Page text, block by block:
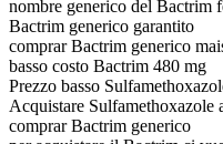
nombre generico del Bactrim
Bactrim generico garantito
comprar Bactrim generico
basso costo Bactrim 480 mg
Prezzo basso
Acquistare Sulfamethoxazole
comprar Bactrim generico